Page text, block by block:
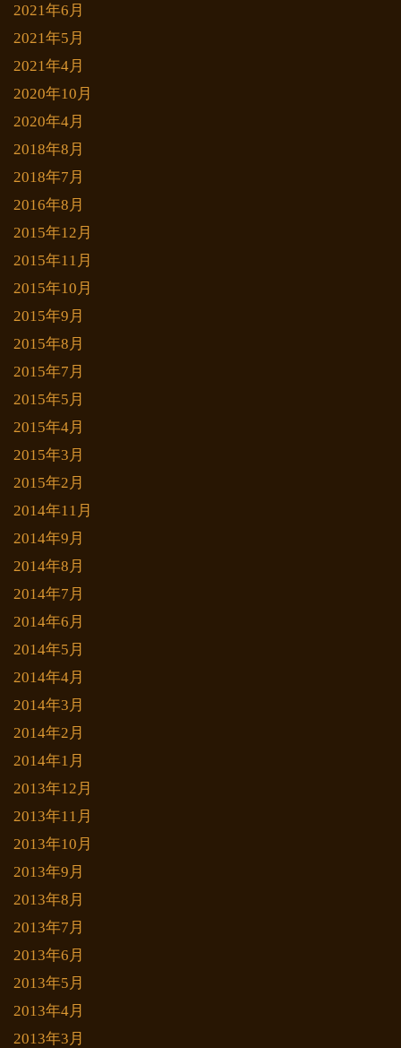
2021年6月
2021年5月
2021年4月
2020年10月
2020年4月
2018年8月
2018年7月
2016年8月
2015年12月
2015年11月
2015年10月
2015年9月
2015年8月
2015年7月
2015年5月
2015年4月
2015年3月
2015年2月
2014年11月
2014年9月
2014年8月
2014年7月
2014年6月
2014年5月
2014年4月
2014年3月
2014年2月
2014年1月
2013年12月
2013年11月
2013年10月
2013年9月
2013年8月
2013年7月
2013年6月
2013年5月
2013年4月
2013年3月